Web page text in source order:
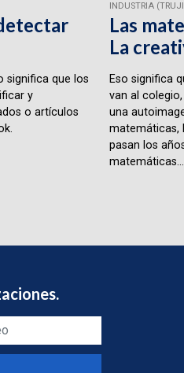
significa que los
y
o artículos
INDUSTRIA
Las
La
Eso significa
van al
una
matemáticas,
pasan los
matemáticas...